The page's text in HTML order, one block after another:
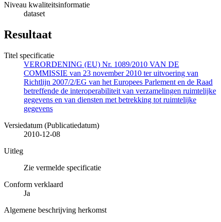
Niveau kwaliteitsinformatie
dataset
Resultaat
Titel specificatie
VERORDENING (EU) Nr. 1089/2010 VAN DE
COMMISSIE van 23 november 2010 ter uitvoering van
Richtlijn 2007/2/EG van het Europees Parlement en de Raad
betreffende de interoperabiliteit van verzamelingen ruimtelijke
gegevens en van diensten met betrekking tot ruimtelijke
gegevens
Versiedatum (Publicatiedatum)
2010-12-08
Uitleg
Zie vermelde specificatie
Conform verklaard
Ja
Algemene beschrijving herkomst